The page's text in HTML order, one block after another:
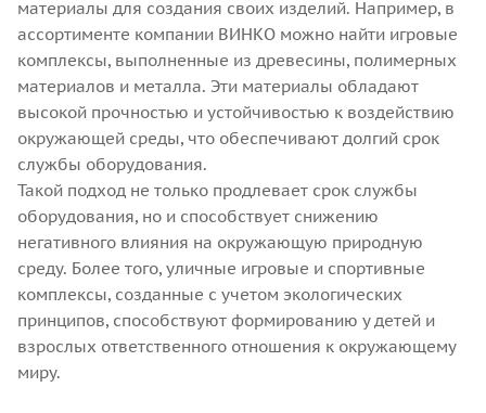
материалы для создания своих изделий. Например, в
ассортименте компании ВИНКО можно найти игровые
комплексы, выполненные из древесины, полимерных
материалов и металла. Эти материалы обладают
высокой прочностью и устойчивостью к воздействию
окружающей среды, что обеспечивают долгий срок
службы оборудования.
Такой подход не только продлевает срок службы
оборудования, но и способствует снижению
негативного влияния на окружающую природную
среду. Более того, уличные игровые и спортивные
комплексы, созданные с учетом экологических
принципов, способствуют формированию у детей и
взрослых ответственного отношения к окружающему
миру.